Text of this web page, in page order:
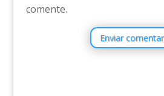
comente.
Enviar